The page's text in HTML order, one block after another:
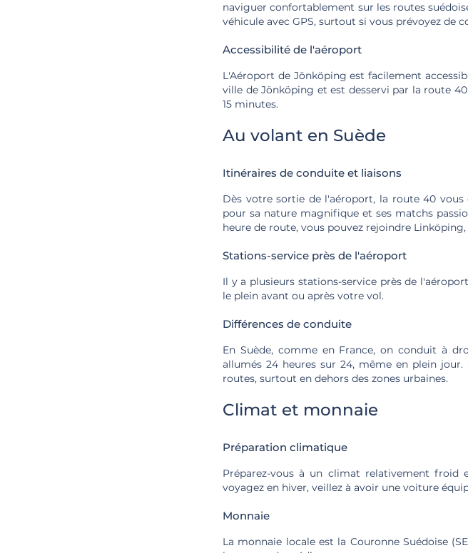
naviguer confortablement sur les routes
véhicule avec GPS, surtout si vous prévoyez de
Accessibilité de l'aéroport
L'Aéroport de Jönköping est facilement
ville de Jönköping et est desservi par la route
15 minutes.
Au volant en Suède
Itinéraires de conduite et liaisons
Dès votre sortie de l'aéroport, la route 40
pour sa nature magnifique et ses matchs
heure de route, vous pouvez rejoindre
Stations-service près de l'aéroport
Il y a plusieurs stations-service près de
le plein avant ou après votre vol.
Différences de conduite
En Suède, comme en France, on conduit à
allumés 24 heures sur 24, même en plein
routes, surtout en dehors des zones urbaines.
Climat et monnaie
Préparation climatique
Préparez-vous à un climat relativement froid
voyagez en hiver, veillez à avoir une voiture
Monnaie
La monnaie locale est la Couronne Suédoise